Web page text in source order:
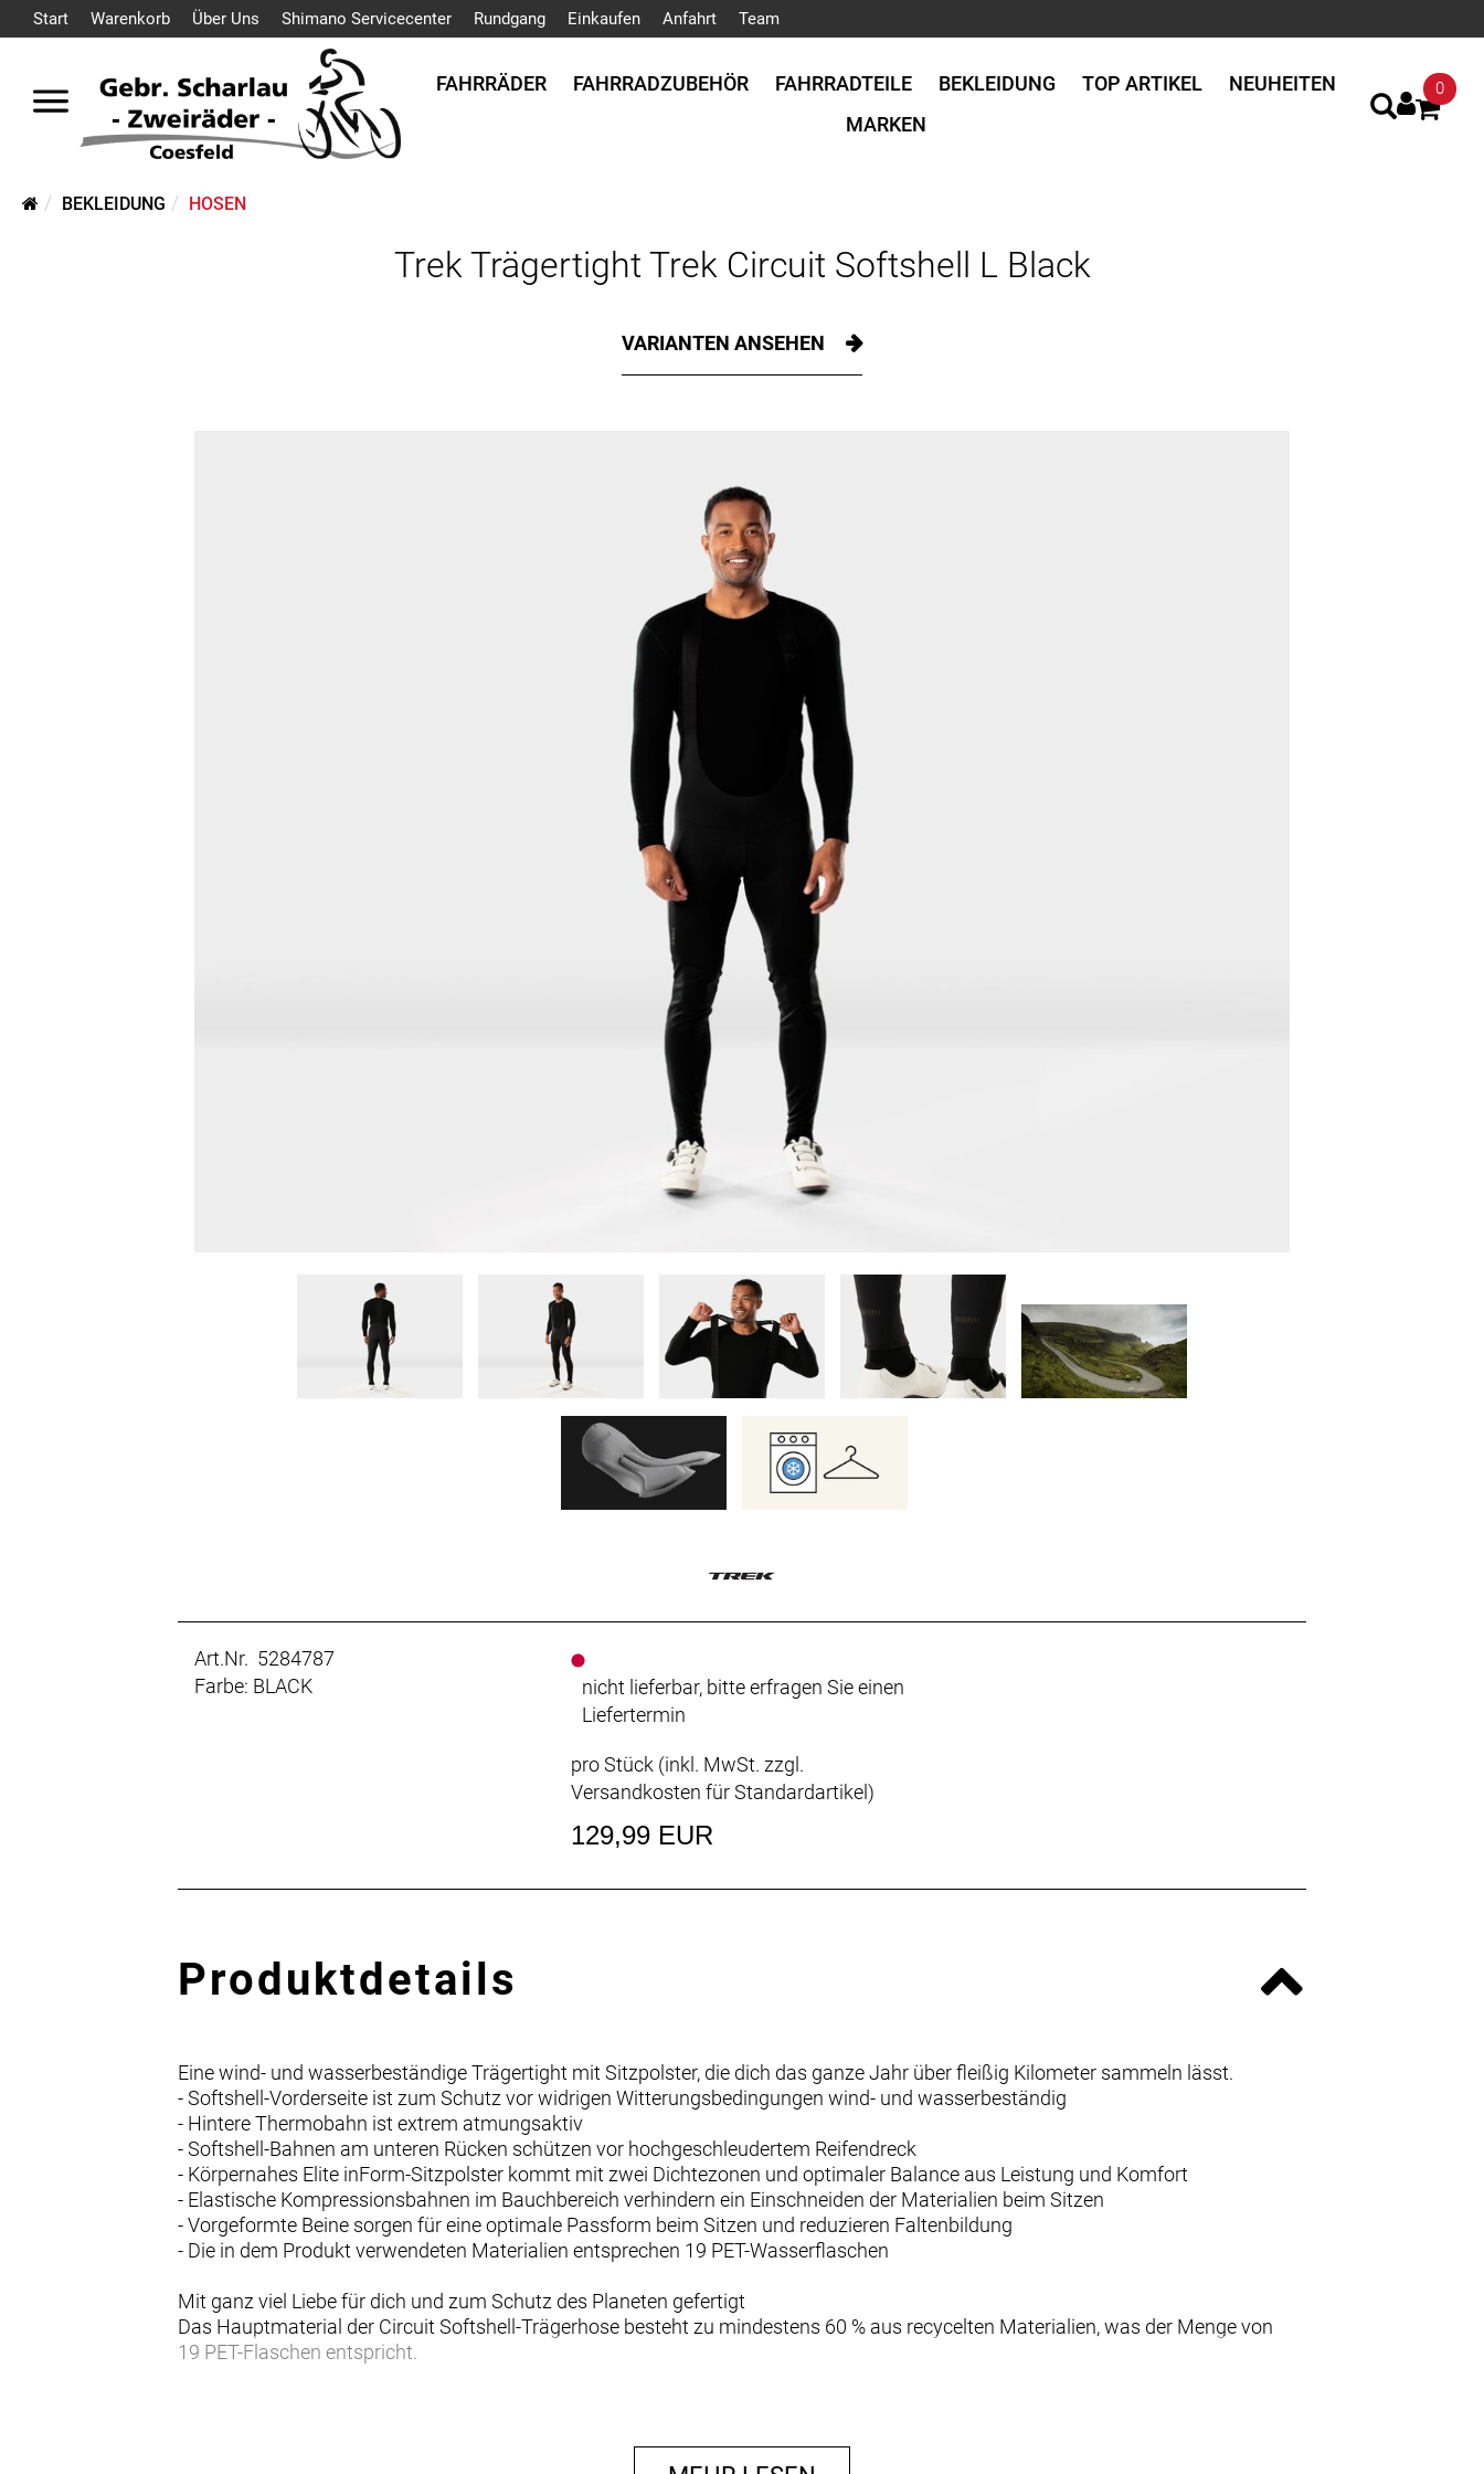
Start Warenkorb Über Uns Shimano Servicecenter Rundgang Einkaufen Anfahrt Team
FAHRRÄDER FAHRRADZUBEHÖR FAHRRADTEILE BEKLEIDUNG TOP ARTIKEL
NEUHEITEN
MARKEN
0
BEKLEIDUNG HOSEN
Trek Trägertight Trek Circuit Softshell L Black
VARIANTEN ANSEHEN
Art.Nr. 5284787
Farbe: BLACK
nicht lieferbar, bitte erfragen Sie einen
Liefertermin
pro Stück (inkl. MwSt. zzgl.
Versandkosten für Standardartikel)
129,99 EUR
Produktdetails
Eine wind- und wasserbeständige Trägertight mit Sitzpolster, die dich das ganze Jahr über fleißig Kilometer sammeln lässt.
- Softshell-Vorderseite ist zum Schutz vor widrigen Witterungsbedingungen wind- und wasserbeständig
- Hintere Thermobahn ist extrem atmungsaktiv
- Softshell-Bahnen am unteren Rücken schützen vor hochgeschleudertem Reifendreck
- Körpernahes Elite inForm-Sitzpolster kommt mit zwei Dichtezonen und optimaler Balance aus Leistung und Komfort
- Elastische Kompressionsbahnen im Bauchbereich verhindern ein Einschneiden der Materialien beim Sitzen
- Vorgeformte Beine sorgen für eine optimale Passform beim Sitzen und reduzieren Faltenbildung
- Die in dem Produkt verwendeten Materialien entsprechen 19 PET-Wasserflaschen
Mit ganz viel Liebe für dich und zum Schutz des Planeten gefertigt
Das Hauptmaterial der Circuit Softshell-Trägerhose besteht zu mindestens 60 % aus recycelten Materialien, was der Menge von
19 PET-Flaschen entspricht.